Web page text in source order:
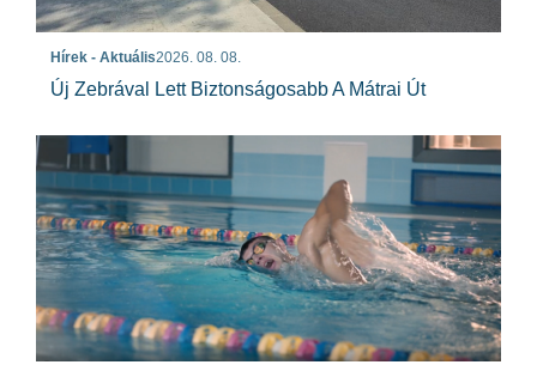
Hírek - Aktuális2026. 08. 08.
Új Zebrával Lett Biztonságosabb A Mátrai Út